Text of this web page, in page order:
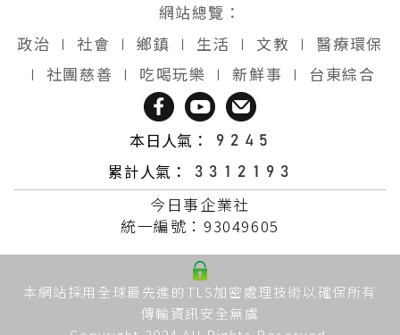
網站總覽：
政治 ∣ 社會 ∣ 鄉鎮 ∣ 生活 ∣ 文教 ∣
醫療環保
∣ 社團慈善 ∣ 吃喝玩樂 ∣ 新鮮事 ∣ 台東綜合
本日人氣：
累計人氣：
今日事企業社
統一編號：93049605
本網站採用全球最先進的TLS加密處理技術以確保所有
傳輸資訊安全無虞